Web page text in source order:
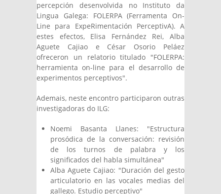
percepción desenvolvida no Instituto da
Lingua Galega: FOLERPA (Ferramenta On-
Line para ExpeRimentación PerceptivA). A
estes efectos, Elisa Fernández Rei, Alba
Aguete Cajiao e César Osorio Peláez
ofreceron un relatorio titulado "FOLERPA:
herramienta on-line para el desarrollo de
experimentos perceptivos".
Ademais, neste encontro participaron outras
investigadoras do ILG:
Noemi Basanta Llanes: "Estructura
prosódica de la conversación: revisión
de los turnos de palabra y los
significados del habla simultánea"
Alba Aguete Cajiao: "Duración del gesto
articulatorio en las vocales medias del
gallego. Estudio perceptivo"